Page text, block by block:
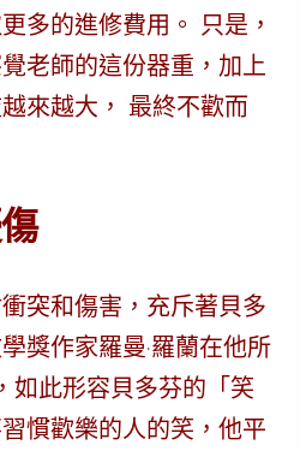
多的進修費用。 只是，
老師的這份器重，加上
來越大， 最終不歡而
突和傷害，充斥著貝多
獎作家羅曼·羅蘭在他所
如此形容貝多芬的「笑
慣歡樂的人的笑，他平